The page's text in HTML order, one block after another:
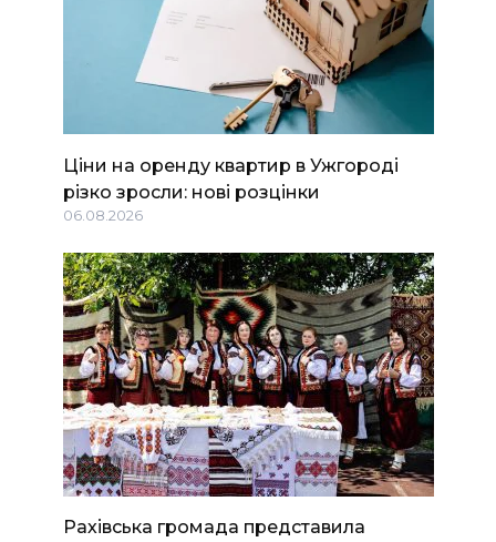
Ціни на оренду квартир в Ужгороді
різко зросли: нові розцінки
06.08.2026
Рахівська громада представила